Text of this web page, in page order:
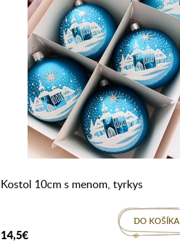
Kostol 10cm s menom, tyrkys
14,5€
DO KOŠÍKA